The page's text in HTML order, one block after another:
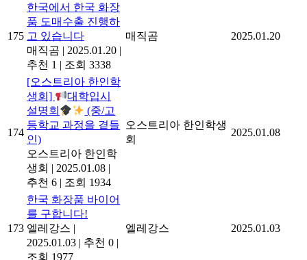
175
한국에서 한국 화장
품 도매수출 진행하
고 있습니다
매직곰 | 2025.01.20 |
추천 1 | 조회 3338
매직곰 2025.01.20
174
[오스트리아 한인학
생회]
대학입시
설명회
(중/고
등학교 과정을 곁들
인)
오스트리아 한인학
생회 | 2025.01.08 |
추천 6 | 조회 1934
오스트리아 한인학생
회
2025.01.08
173
한국 화장품 바이어
를 구합니다!
엘레강스 |
2025.01.03 | 추천 0 |
조회 1977
엘레강스 2025.01.03